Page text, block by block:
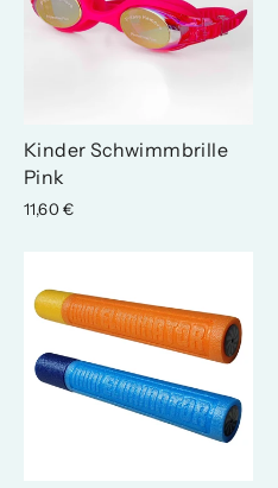
Kinder Schwimmbrille
Pink
11,60 €